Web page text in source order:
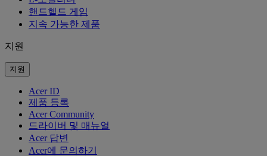
핸드헬드 게임
지속 가능한 제품
지원
지원
Acer ID
제품 등록
Acer Community
드라이버 및 매뉴얼
Acer 답변
Acer에 문의하기